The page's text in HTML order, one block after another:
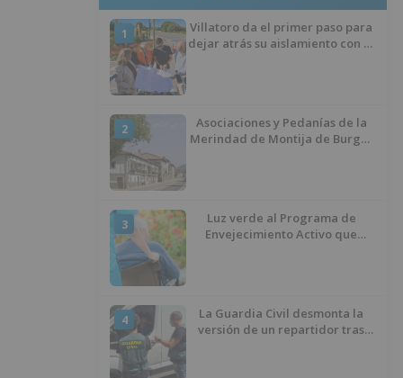
1
Villatoro da el primer paso para
dejar atrás su aislamiento con el
2
Asociaciones y Pedanías de la
Merindad de Montija de Burgos
3
Luz verde al Programa de
Envejecimiento Activo que
4
La Guardia Civil desmonta la
versión de un repartidor tras